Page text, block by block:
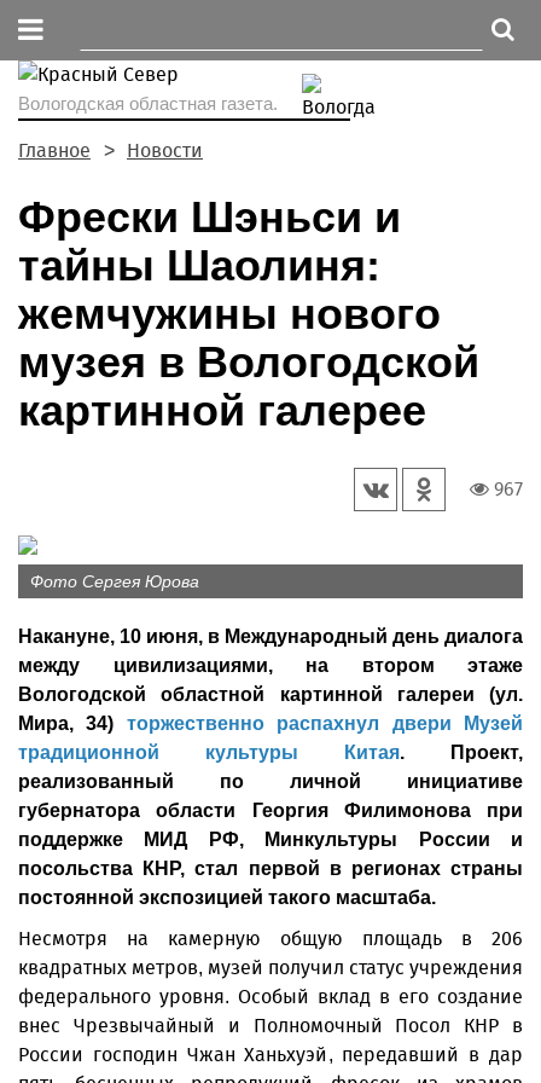
Вологодская областная газета.
Главное Новости
Фрески Шэньси и
тайны Шаолиня:
жемчужины нового
музея в Вологодской
картинной галерее
967
Фото Сергея Юрова
Накануне, 10 июня, в Международный день диалога
между цивилизациями, на втором этаже
Вологодской областной картинной галереи (ул.
Мира, 34) торжественно распахнул двери Музей
традиционной культуры Китая. Проект,
реализованный по личной инициативе
губернатора области Георгия Филимонова при
поддержке МИД РФ, Минкультуры России и
посольства КНР, стал первой в регионах страны
постоянной экспозицией такого масштаба.
Несмотря на камерную общую площадь в 206
квадратных метров, музей получил статус учреждения
федерального уровня. Особый вклад в его создание
внес Чрезвычайный и Полномочный Посол КНР в
России господин Чжан Ханьхуэй, передавший в дар